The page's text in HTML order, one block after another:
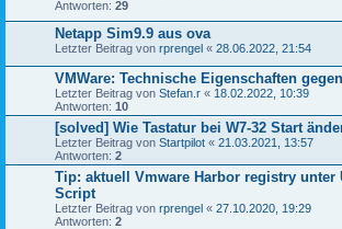
Antworten: 29
Netapp Sim9.9 aus ova
Letzter Beitrag von rprengel « 28.06.2022, 21:54
VMWare: Technische Eigenschaften
Letzter Beitrag von Stefan.r « 18.02.2022, 10:39
Antworten: 10
[solved] Wie Tastatur bei W7-32 Start
Letzter Beitrag von Startpilot « 21.03.2021, 13:57
Antworten: 2
Tip: aktuell Vmware Harbor registry unter
Script
Letzter Beitrag von rprengel « 27.10.2020, 19:29
Antworten: 2